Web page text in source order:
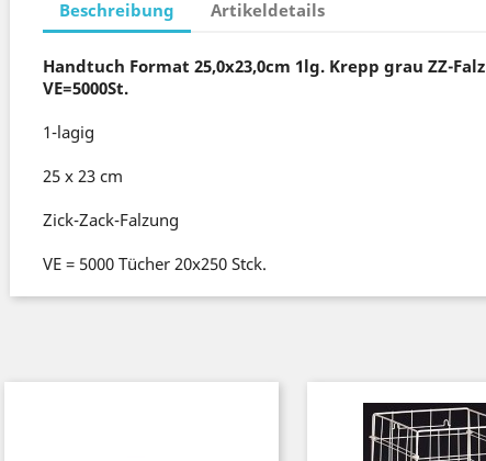
Beschreibung Artikeldetails
Handtuch Format 25,0x23,0cm 1lg. Krepp grau ZZ-Falz
VE=5000St.
1-lagig
25 x 23 cm
Zick-Zack-Falzung
VE = 5000 Tücher 20x250 Stck.